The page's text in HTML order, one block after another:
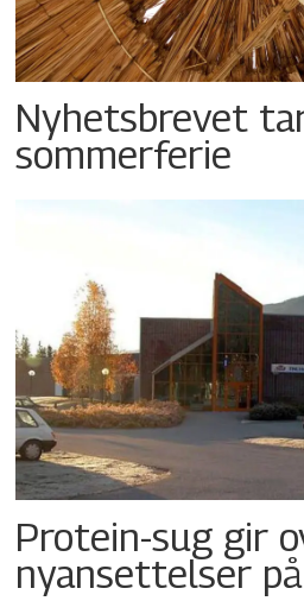
Nyhetsbrevet
sommerferie
Protein-sug gir
nyansettelser